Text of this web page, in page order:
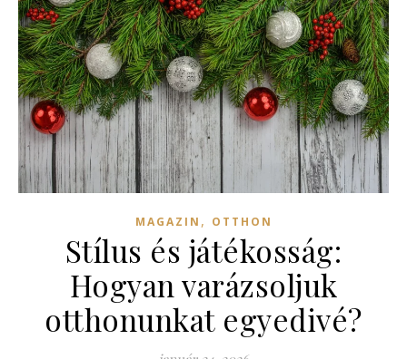
MAGAZIN , OTTHON
Stílus és játékosság:
Hogyan varázsoljuk
otthonunkat egyedivé?